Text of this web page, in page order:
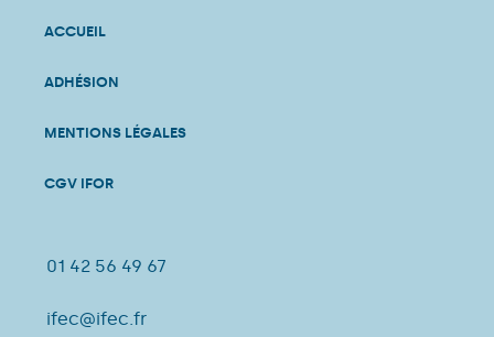
ACCUEIL
ADHÉSION
MENTIONS LÉGALES
CGV IFOR
01 42 56 49 67
ifec@ifec.fr